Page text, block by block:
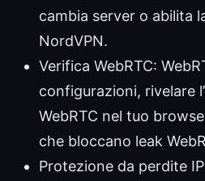
cambia server o abilita
NordVPN.
Verifica WebRTC:
configurazioni, rivelare
WebRTC nel tuo
che bloccano leak
Protezione da perdite